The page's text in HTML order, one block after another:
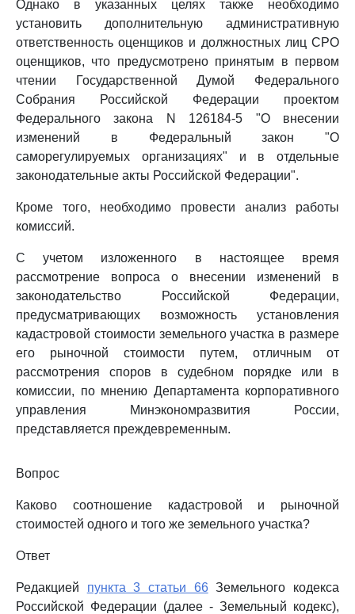
Однако в указанных целях также необходимо
установить дополнительную административную
ответственность оценщиков и должностных лиц СРО
оценщиков, что предусмотрено принятым в первом
чтении Государственной Думой Федерального
Собрания Российской Федерации проектом
Федерального закона N 126184-5 "О внесении
изменений в Федеральный закон "О
саморегулируемых организациях" и в отдельные
законодательные акты Российской Федерации".
Кроме того, необходимо провести анализ работы
комиссий.
С учетом изложенного в настоящее время
рассмотрение вопроса о внесении изменений в
законодательство Российской Федерации,
предусматривающих возможность установления
кадастровой стоимости земельного участка в размере
его рыночной стоимости путем, отличным от
рассмотрения споров в судебном порядке или в
комиссии, по мнению Департамента корпоративного
управления Минэкономразвития России,
представляется преждевременным.
Вопрос
Каково соотношение кадастровой и рыночной
стоимостей одного и того же земельного участка?
Ответ
Редакцией пункта 3 статьи 66Земельного кодекса
Российской Федерации (далее - Земельный кодекс),